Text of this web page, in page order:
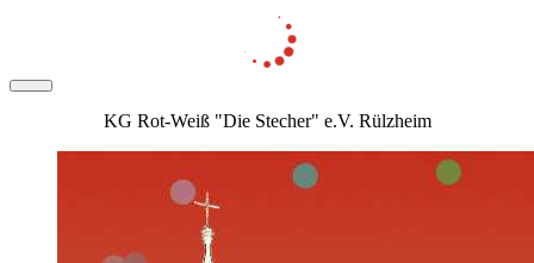
KG Rot-Weiß "Die Stecher" e.V. Rülzheim